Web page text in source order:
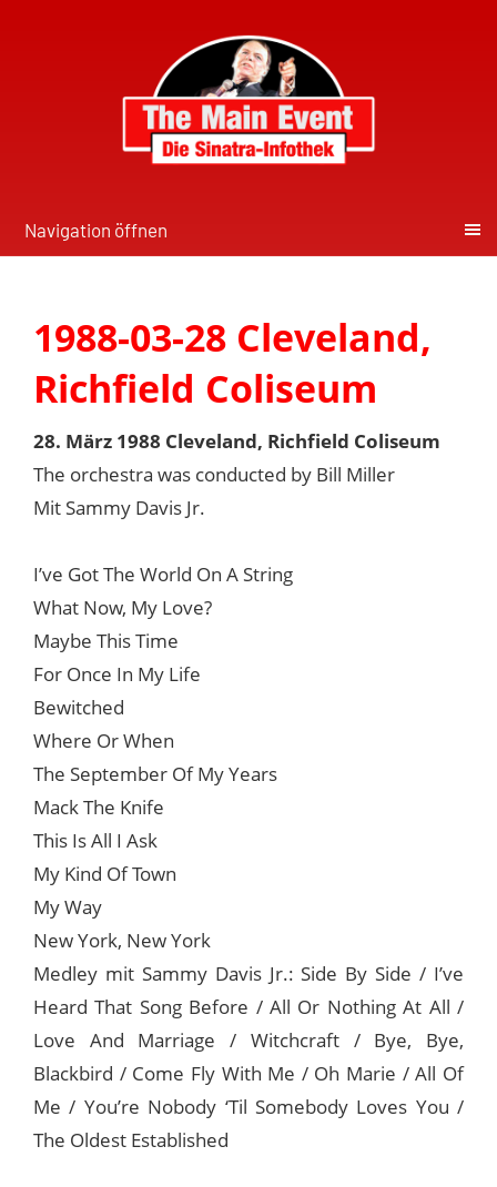
Navigation öffnen
1988-03-28 Cleveland,
Richfield Coliseum
28. März 1988 Cleveland, Richfield Coliseum
The orchestra was conducted by Bill Miller
Mit Sammy Davis Jr.
I’ve Got The World On A String
What Now, My Love?
Maybe This Time
For Once In My Life
Bewitched
Where Or When
The September Of My Years
Mack The Knife
This Is All I Ask
My Kind Of Town
My Way
New York, New York
Medley mit Sammy Davis Jr.: Side By Side / I’ve
Heard That Song Before / All Or Nothing At All /
Love And Marriage / Witchcraft / Bye, Bye,
Blackbird / Come Fly With Me / Oh Marie / All Of
Me / You’re Nobody ‘Til Somebody Loves You /
The Oldest Established